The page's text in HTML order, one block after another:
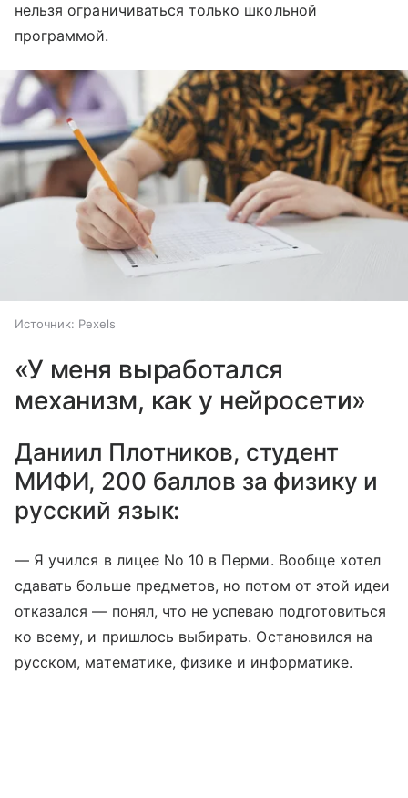
нельзя ограничиваться только школьной
программой.
Источник: Pexels
«У меня выработался
механизм, как у нейросети»
Даниил Плотников, студент
МИФИ, 200 баллов за физику и
русский язык:
— Я учился в лицее No 10 в Перми. Вообще хотел
сдавать больше предметов, но потом от этой идеи
отказался — понял, что не успеваю подготовиться
ко всему, и пришлось выбирать. Остановился на
русском, математике, физике и информатике.